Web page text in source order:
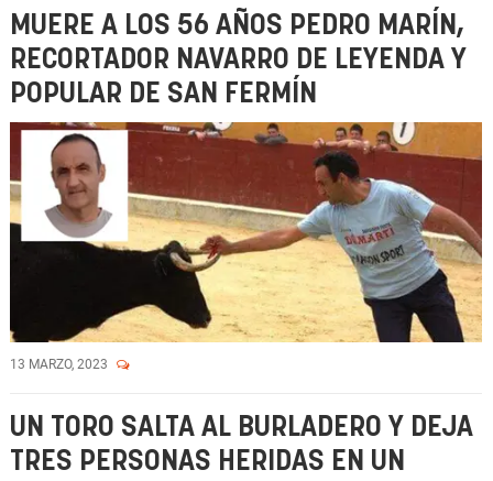
MUERE A LOS 56 AÑOS PEDRO MARÍN,
RECORTADOR NAVARRO DE LEYENDA Y
POPULAR DE SAN FERMÍN
13 MARZO, 2023
UN TORO SALTA AL BURLADERO Y DEJA
TRES PERSONAS HERIDAS EN UN